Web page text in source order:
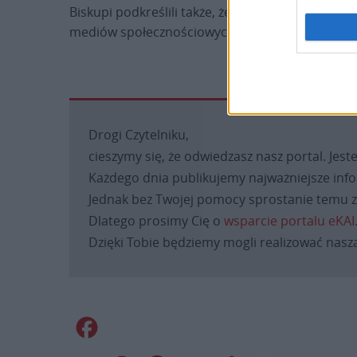
Biskupi podkreślili także, że trzeba, aby oni
mediów społecznościowych. Trzeba być
Drogi Czytelniku,
cieszymy się, że odwiedzasz nasz portal.
Każdego dnia publikujemy najważniejsze
Jednak bez Twojej pomocy sprostanie temu
Dlatego prosimy Cię o wsparcie portalu
Dzięki Tobie będziemy mogli realizować